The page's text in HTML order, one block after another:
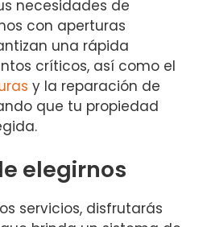
necesidades de
con aperturas
una rápida
críticos, así como el
y la reparación de
que tu propiedad
elegirnos
servicios, disfrutarás